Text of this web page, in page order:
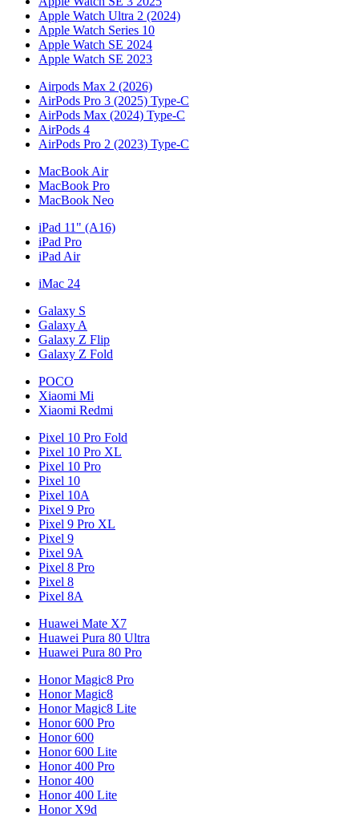
Apple Watch Ultra 2 (2024)
Apple Watch Series 10
Apple Watch SE 2024
Apple Watch SE 2023
Airpods Max 2 (2026)
AirPods Pro 3 (2025) Type-C
AirPods Max (2024) Type-C
AirPods 4
AirPods Pro 2 (2023) Type-C
MacBook Air
MacBook Pro
MacBook Neo
iPad 11" (A16)
iPad Pro
iPad Air
iMac 24
Galaxy S
Galaxy A
Galaxy Z Flip
Galaxy Z Fold
POCO
Xiaomi Mi
Xiaomi Redmi
Pixel 10 Pro Fold
Pixel 10 Pro XL
Pixel 10 Pro
Pixel 10
Pixel 10A
Pixel 9 Pro
Pixel 9 Pro XL
Pixel 9
Pixel 9A
Pixel 8 Pro
Pixel 8
Pixel 8A
Huawei Mate X7
Huawei Pura 80 Ultra
Huawei Pura 80 Pro
Honor Magic8 Pro
Honor Magic8
Honor Magic8 Lite
Honor 600 Pro
Honor 600
Honor 600 Lite
Honor 400 Pro
Honor 400
Honor 400 Lite
Honor X9d